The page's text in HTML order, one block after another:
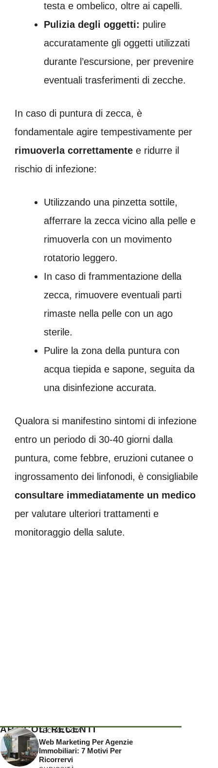
testa e ombelico, oltre ai capelli.
Pulizia degli oggetti: pulire
accuratamente gli oggetti utilizzati
durante l’escursione, per prevenire
eventuali trasferimenti di zecche.
In caso di puntura di zecca, è
fondamentale agire tempestivamente per
rimuoverla correttamente e ridurre il
rischio di infezione:
Utilizzando una pinzetta sottile,
afferrare la zecca vicino alla pelle e
rimuoverla con un movimento
rotatorio leggero.
In caso di frammentazione della
zecca, rimuovere eventuali parti
rimaste nella pelle con un ago
sterile.
Pulire la zona della puntura con
acqua tiepida e sapone, seguita da
una disinfezione accurata.
Qualora si manifestino sintomi di infezione
entro un periodo di 30-40 giorni dalla
puntura, come febbre, eruzioni cutanee o
ingrossamento dei linfonodi, è consigliabile
consultare immediatamente un medico
per valutare ulteriori trattamenti e
monitoraggio della salute.
ARTICOLI RECENTI
TECNOLOGIA
Web Marketing Per Agenzie
Immobiliari: 7 Motivi Per
Ricorrervi